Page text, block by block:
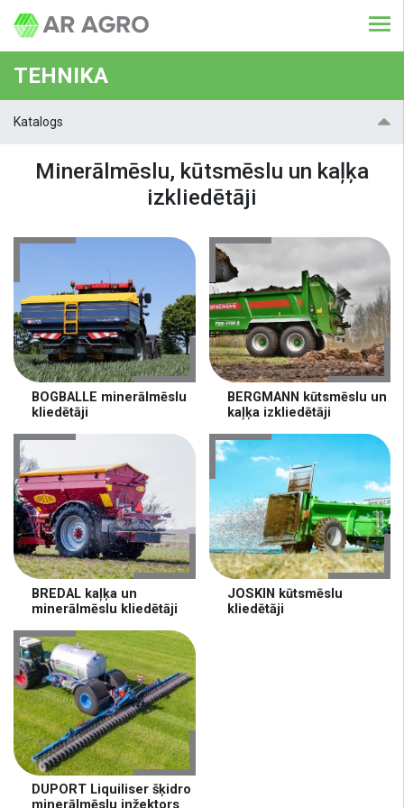
TEHNIKA
Katalogs
Minerālmēslu, kūtsmēslu un kaļķa
izkliedētāji
BOGBALLE minerālmēslu
kliedētāji
BERGMANN kūtsmēslu un
kaļķa izkliedētāji
BREDAL kaļķa un
minerālmēslu kliedētāji
JOSKIN kūtsmēslu
kliedētāji
DUPORT Liquiliser šķidro
minerālmēslu inžektors